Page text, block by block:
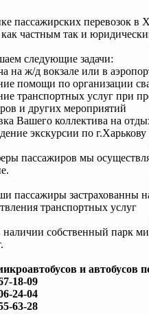
пассажирских перевозок в
как частным так и
следующие задачи:
на ж/д вокзале или в
помощи по организации
транспортных услуг при
и других мероприятий
Вашего коллектива на
экскурсии по г.Харькову
пассажиров мы
пассажиры застрахованны
транспортных услуг
собственный парк
и автобусов
18-09
24-04
63-28